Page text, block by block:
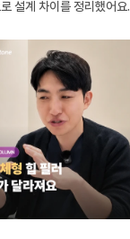
설계 차이를 정리했어요.